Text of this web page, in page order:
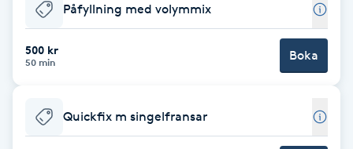
Celluliter
Coachning
Påfyllning med volymmix
500 kr
50 min Boka
Quickfix m singelfransar